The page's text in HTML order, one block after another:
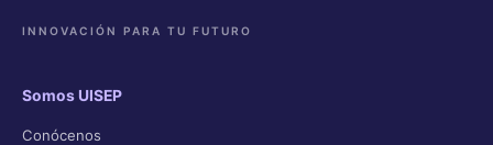
INNOVACIÓN PARA TU FUTURO
Somos UISEP
Conócenos